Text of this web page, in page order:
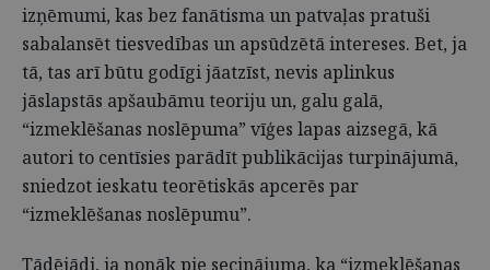
izņēmumi, kas bez fanātisma un patvaļas pratuši
sabalansēt tiesvedības un apsūdzētā intereses. Bet, ja
tā, tas arī būtu godīgi jāatzīst, nevis aplinkus
jāslapstās apšaubāmu teoriju un, galu galā,
“izmeklēšanas noslēpuma” vīģes lapas aizsegā, kā
autori to centīsies parādīt publikācijas turpinājumā,
sniedzot ieskatu teorētiskās apcerēs par
“izmeklēšanas noslēpumu”.
Tādējādi, ja nonāk pie secinājuma, ka “izmeklēšanas